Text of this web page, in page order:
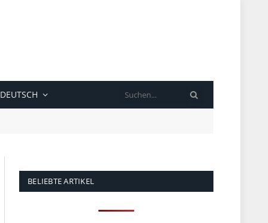
DEUTSCH
BELIEBTE ARTIKEL